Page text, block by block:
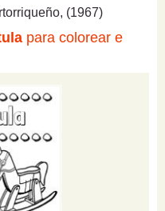
(1967)
para colorear e